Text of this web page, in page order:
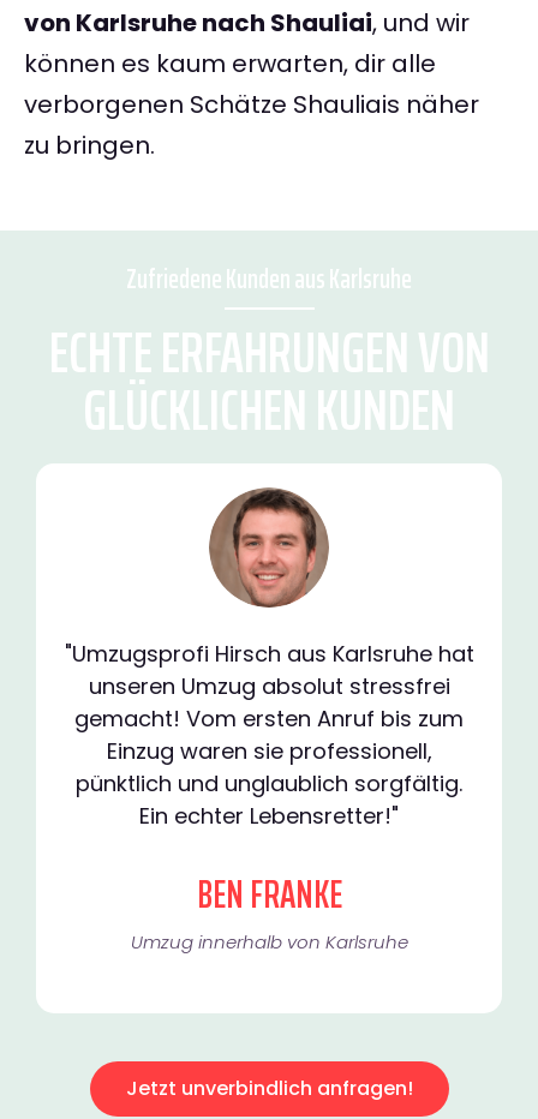
von Karlsruhe nach Shauliai, und wir
können es kaum erwarten, dir alle
verborgenen Schätze Shauliais näher
zu bringen.
Zufriedene Kunden aus Karlsruhe
ECHTE ERFAHRUNGEN VON
GLÜCKLICHEN KUNDEN
"Umzugsprofi Hirsch aus Karlsruhe hat
unseren Umzug absolut stressfrei
gemacht! Vom ersten Anruf bis zum
Einzug waren sie professionell,
pünktlich und unglaublich sorgfältig.
Ein echter Lebensretter!"
BEN FRANKE
Umzug innerhalb von Karlsruhe​
Jetzt unverbindlich anfragen!